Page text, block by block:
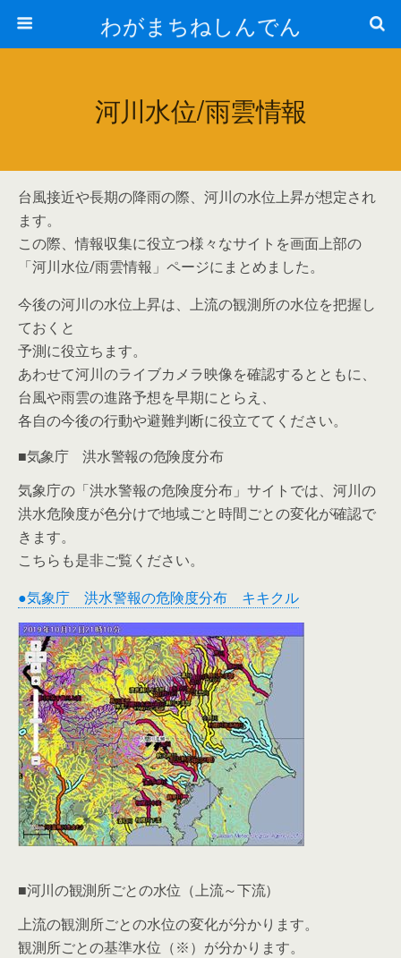
わがまちねしんでん
河川水位/雨雲情報
台風接近や長期の降雨の際、河川の水位上昇が想定され
ます。
この際、情報収集に役立つ様々なサイトを画面上部の
「河川水位/雨雲情報」ページにまとめました。
今後の河川の水位上昇は、上流の観測所の水位を把握し
ておくと
予測に役立ちます。
あわせて河川のライブカメラ映像を確認するとともに、
台風や雨雲の進路予想を早期にとらえ、
各自の今後の行動や避難判断に役立ててください。
■気象庁 洪水警報の危険度分布
気象庁の「洪水警報の危険度分布」サイトでは、河川の
洪水危険度が色分けで地域ごと時間ごとの変化が確認で
きます。
こちらも是非ご覧ください。
●気象庁 洪水警報の危険度分布 キキクル
■河川の観測所ごとの水位（上流～下流）
上流の観測所ごとの水位の変化が分かります。
観測所ごとの基準水位（※）が分かります。